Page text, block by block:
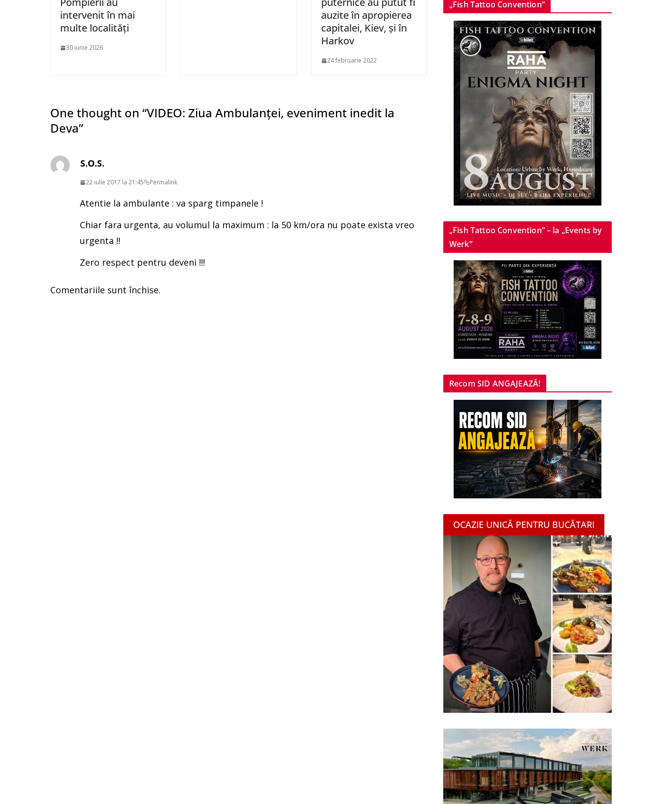
intervenit în mai
multe localități
30 iunie 2026
auzite în apropierea
capitalei, Kiev, şi în
Harkov
24 februarie 2022
One thought on “VIDEO: Ziua Ambulanței, eveniment inedit la
Deva”
S.O.S.
22 iulie 2017 la 21:45 Permalink
Atentie la ambulante : va sparg timpanele !
Chiar fara urgenta, au volumul la maximum : la 50 km/ora nu poate exista vreo
urgenta !!
Zero respect pentru deveni !!!
Comentariile sunt închise.
„Fish Tattoo Convention”
„Fish Tattoo Convention” – la „Events by
Werk”
Recom SID ANGAJEAZĂ!
OCAZIE UNICĂ PENTRU BUCĂTARI